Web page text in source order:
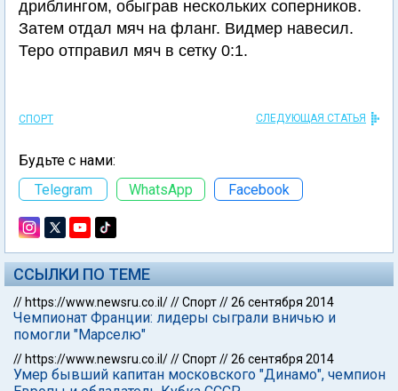
дриблингом, обыграв нескольких соперников.
Затем отдал мяч на фланг. Видмер навесил.
Теро отправил мяч в сетку 0:1.
СПОРТ СЛЕДУЮЩАЯ СТАТЬЯ
Будьте с нами:
Telegram
WhatsApp Facebook
ССЫЛКИ ПО ТЕМЕ
// https://www.newsru.co.il///Спорт//26 сентября 2014
Чемпионат Франции: лидеры сыграли вничью и
помогли "Марселю"
// https://www.newsru.co.il///Спорт//26 сентября 2014
Умер бывший капитан московского "Динамо", чемпион